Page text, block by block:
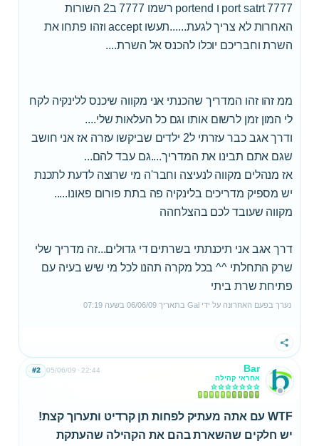
port satrt 7777 ו portend רשמו 7777 ב2 השורות
האחרות לא צריך לגעת......תעשו accept וזהו פתחו את
השרת וחבריכם יוכלו להכנס אל השרת....
ממ זהו זהו המדריך שהכנתי אני מקווה שיכנס ללינקיה לקח
לי המון זמן לרשום אותו וגם כל העלאות שלי....
ודרך אגב כבר עזרתי ל2 ילדים שביקשו עזרה אז אני חושב
שגם אתם תבינו את המדריך....גם עבד להם...
אז מנהלים מקווה לנעיצה וחבר'ה מי שרוצה לדעת לתכנת
יש מספיק מדריכים בלינקיה פה בתת פורום פאונו.....
מקווה שעובד לכם בהצלחהה
דרך אגב אני תיכנתתי בשרתים די גדולים...זה מדריך שלי
שרק התחלתי ^^ בכל מקרה תהנו לכל מי שיש בעיה עם
פתיחת שרת ביתי
נערך בפעם האחרונה על ידי Gal בתאריך 06/06/09 בשעה 07:19
שתף
Bar
אחראי קהילה
05/06/09 22:44
#2
WTF עם אתה מעתיק לפחות תן קרדיט ותערוך קצת!
יש חלקים שהשארת בהם את הקהילה שהעתקת